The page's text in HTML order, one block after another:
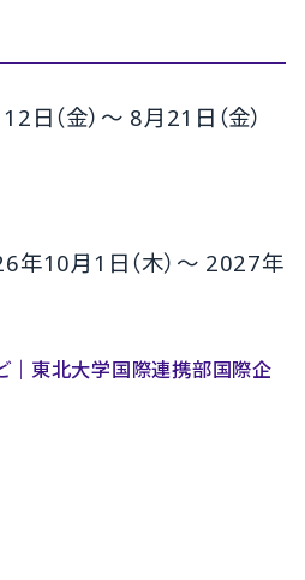
日（金）～ 8月21日（金）
年10月1日（木）～ 2027年
｜東北大学国際連携部国際企